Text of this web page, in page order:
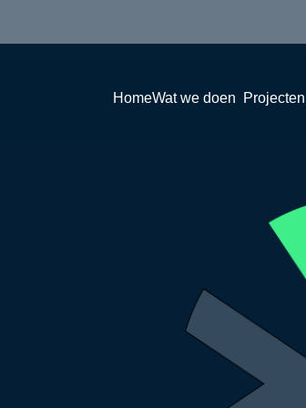
HomeWat we doen Projecten